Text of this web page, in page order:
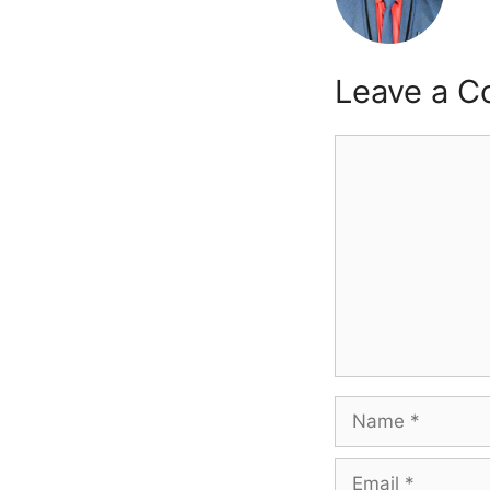
Leave a